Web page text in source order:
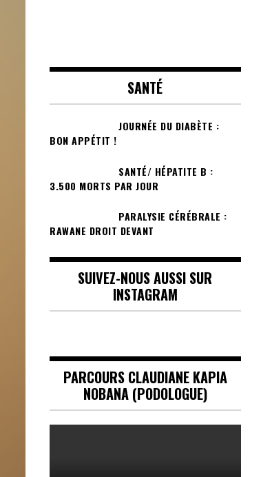
SANTÉ
JOURNÉE DU DIABÈTE :
BON APPÉTIT !
SANTÉ/ HÉPATITE B :
3.500 MORTS PAR JOUR
PARALYSIE CÉRÉBRALE :
RAWANE DROIT DEVANT
SUIVEZ-NOUS AUSSI SUR
INSTAGRAM
PARCOURS CLAUDIANE KAPIA
NOBANA (PODOLOGUE)